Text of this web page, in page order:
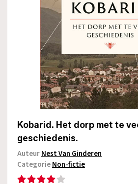
Kobarid. Het dorp met te
geschiedenis.
AuteurNest Van Ginderen
CategorieNon-fictie